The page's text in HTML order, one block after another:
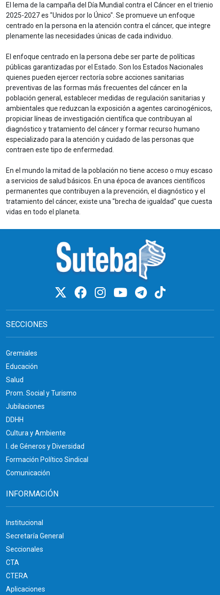
El lema de la campaña del Día Mundial contra el Cáncer en el trienio
2025-2027 es "Unidos por lo Único". Se promueve un enfoque
centrado en la persona en la atención contra el cáncer, que integre
plenamente las necesidades únicas de cada individuo.
El enfoque centrado en la persona debe ser parte de políticas
públicas garantizadas por el Estado. Son los Estados Nacionales
quienes pueden ejercer rectoría sobre acciones sanitarias
preventivas de las formas más frecuentes del cáncer en la
población general, establecer medidas de regulación sanitarias y
ambientales que reduzcan la exposición a agentes carcinogénicos,
propiciar líneas de investigación científica que contribuyan al
diagnóstico y tratamiento del cáncer y formar recurso humano
especializado para la atención y cuidado de las personas que
contraen este tipo de enfermedad.
En el mundo la mitad de la población no tiene acceso o muy escaso
a servicios de salud básicos. En una época de avances científicos
permanentes que contribuyen a la prevención, el diagnóstico y el
tratamiento del cáncer, existe una "brecha de igualdad" que cuesta
vidas en todo el planeta.
SECCIONES
Gremiales
Educación
Salud
Prom. Social y Turismo
Jubilaciones
DDHH
Cultura y Ambiente
I. de Géneros y Diversidad
Formación Político Sindical
Comunicación
INFORMACIÓN
Institucional
Secretaría General
Seccionales
CTA
CTERA
Aplicaciones